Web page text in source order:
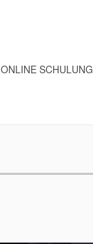
ONLINE SCHULUNG